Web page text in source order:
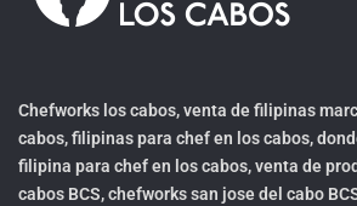
Chefworks los cabos, venta de filipinas
cabos, filipinas para chef en los cabos,
filipina para chef en los cabos, venta de
cabos BCS, chefworks san jose del cabo